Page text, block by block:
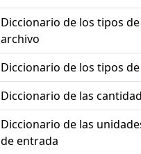
Diccionario de los tipos
archivo
Diccionario de los tipos
Diccionario de las
Diccionario de las
de entrada